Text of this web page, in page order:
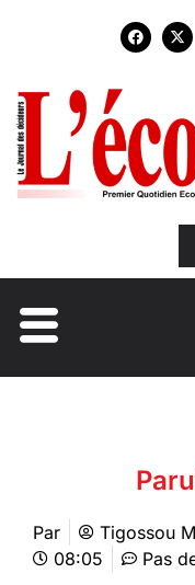
Par Tigossou
08:05
Pas